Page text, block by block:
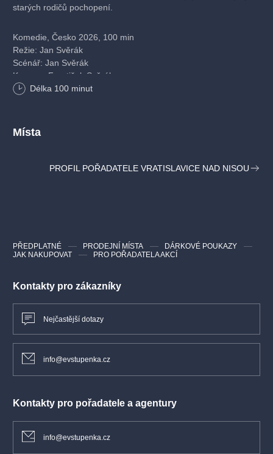
starých rodičů pochopení.
Komedie, Česko 2026, 100 min
Režie: Jan Svěrák
Scénář: Jan Svěrák
Kamera: František Svěrák
Hudba: Michal Novinski, Nina Kohout
Pecháček, Marek Adamczyk
Délka 100 minut
Místa
PROFIL POŘADATELE VRATISLAVICE NAD NISOU
Kontakty pro zákazníky
Nejčastější dotazy
info@evstupenka.cz
Kontakty pro pořadatele a agentury
info@evstupenka.cz
PŘEDPLATNÉ PRODEJNÍ MÍSTA
DÁRKOVÉ POUKAZY
JAK NAKUPOVAT
PRO POŘADATELA AKCÍ